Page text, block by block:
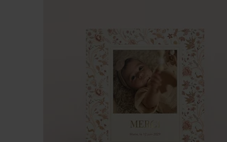
Dragées baptême nude 1 kg (± 240 ex)